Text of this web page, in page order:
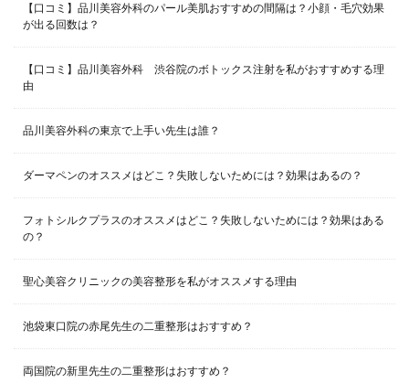
【口コミ】品川美容外科のパール美肌おすすめの間隔は？小顔・毛穴効果
が出る回数は？
【口コミ】品川美容外科 渋谷院のボトックス注射を私がおすすめする理
由
品川美容外科の東京で上手い先生は誰？
ダーマペンのオススメはどこ？失敗しないためには？効果はあるの？
フォトシルクプラスのオススメはどこ？失敗しないためには？効果はある
の？
聖心美容クリニックの美容整形を私がオススメする理由
池袋東口院の赤尾先生の二重整形はおすすめ？
両国院の新里先生の二重整形はおすすめ？